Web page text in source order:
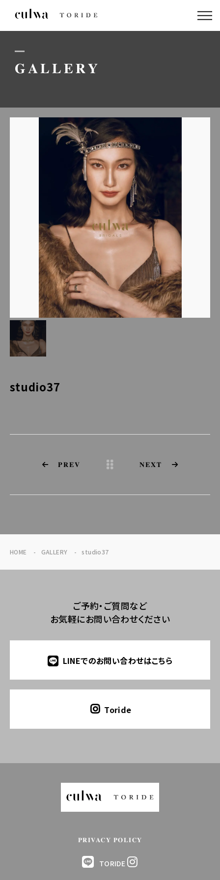
GALLERY
studio37
PREV NEXT
HOME GALLERY studio37
ご予約・ご質問など
お気軽にお問い合わせください
LINEでのお問い合わせはこちら
Toride
PRIVACY POLICY
TORIDE
ABOUT US
PACKAGE
STAFF
GALLERY
BLOG
LINEでのお問い合わせはこちら